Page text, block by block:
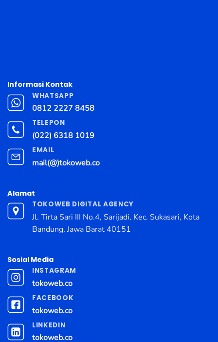
Informasi Kontak
WHATSAPP
0812 2227 8458
TELEPON
(022) 6318 1019
EMAIL
mail(@)tokoweb.co
Alamat
TOKOWEB DIGITAL AGENCY
Jl. Tirta Sari III No.4, Sarijadi, Kec. Sukasari, Kota
Bandung, Jawa Barat 40151
Sosial Media
INSTAGRAM
tokoweb.co
FACEBOOK
tokoweb.co
LINKEDIN
tokoweb.co